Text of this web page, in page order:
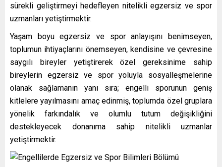
sürekli geliştirmeyi hedefleyen nitelikli egzersiz ve spor
uzmanları yetiştirmektir.
Yaşam boyu egzersiz ve spor anlayışını benimseyen,
toplumun ihtiyaçlarını önemseyen, kendisine ve çevresine
saygılı bireyler yetiştirerek özel gereksinime sahip
bireylerin egzersiz ve spor yoluyla sosyalleşmelerine
olanak sağlamanın yanı sıra; engelli sporunun geniş
kitlelere yayılmasını amaç edinmiş, toplumda özel gruplara
yönelik farkındalık ve olumlu tutum değişikliğini
destekleyecek donanıma sahip nitelikli uzmanlar
yetiştirmektir.